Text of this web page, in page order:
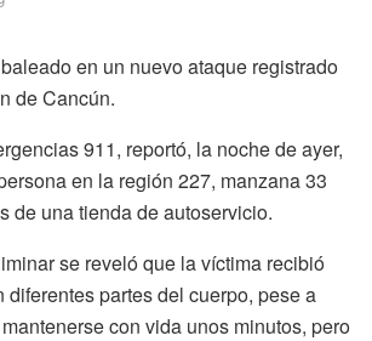
en un nuevo ataque registrado
de Cancún.
911, reportó, la noche de ayer,
en la región 227, manzana 33
de una tienda de autoservicio.
se reveló que la víctima recibió
diferentes partes del cuerpo, pese a
con vida unos minutos, pero